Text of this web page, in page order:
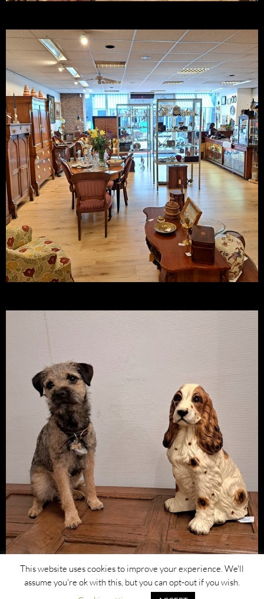
This website uses cookies to improve your experience. We'll
assume you're ok with this, but you can opt-out if you wish.